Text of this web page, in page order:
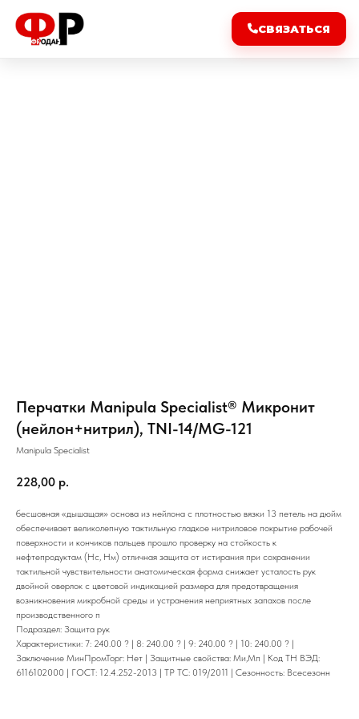
СВЯЗАТЬСЯ
Перчатки Manipula Specialist® Микронит
(нейлон+нитрил), TNI-14/MG-121
Manipula Specialist
228,00 р.
бесшовная «дышащая» основа из нейлона с плотностью вязки 13 петель на дюйм
обеспечивает великолепную тактильную гладкое нитриловое покрытие рабочей
поверхности и кончиков пальцев прошло проверку на стойкость к
нефтепродуктам (Нс, Нм) отличная защита от истирания при сохранении
тактильной чувствительности анатомическая форма снижает усталость рук
двойной оверлок с цветовой индикацией размера для предотвращения
возникновения микробной среды и устранения неприятных запахов после
производственного п
Подраздел: Защита рук
Характеристики: 7: 240.00 ? | 8: 240.00 ? | 9: 240.00 ? | 10: 240.00 ? |
Заключение МинПромТорг: Нет | Защитные свойства: Ми,Мп | Код ТН ВЭД:
6116102000 | ГОСТ: 12.4.252-2013 | ТР ТС: 019/2011 | Сезонность: Всесезонн